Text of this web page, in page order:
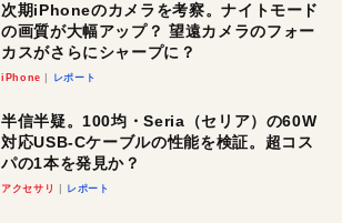
次期iPhoneのカメラを考察。ナイトモード
の画質が大幅アップ？ 望遠カメラのフォー
カスがさらにシャープに？
iPhone レポート
半信半疑。100均・Seria（セリア）の60W
対応USB-Cケーブルの性能を検証。超コス
パの1本を発見か？
アクセサリ レポート